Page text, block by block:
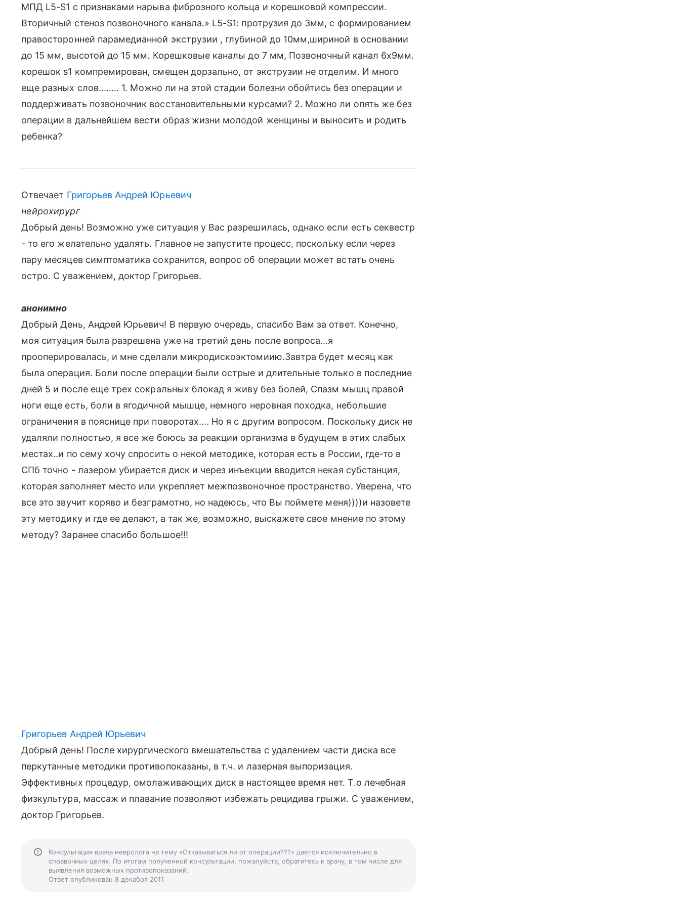
МПД L5-S1 с признаками нарыва фиброзного кольца и корешковой компрессии.
Вторичный стеноз позвоночного канала.» L5-S1: протрузия до 3мм, с формированием
правосторонней парамедианной экструзии , глубиной до 10мм,шириной в основании
до 15 мм, высотой до 15 мм. Корешковые каналы до 7 мм, Позвоночный канал 6х9мм.
корешок s1 компремирован, смещен дорзально, от экструзии не отделим. И много
еще разных слов........ 1. Можно ли на этой стадии болезни обойтись без операции и
поддерживать позвоночник восстановительными курсами? 2. Можно ли опять же без
операции в дальнейшем вести образ жизни молодой женщины и выносить и родить
ребенка?
Отвечает Григорьев Андрей Юрьевич
нейрохирург
Добрый день! Возможно уже ситуация у Вас разрешилась, однако если есть секвестр
- то его желательно удалять. Главное не запустите процесс, поскольку если через
пару месяцев симптоматика сохранится, вопрос об операции может встать очень
остро. С уважением, доктор Григорьев.
анонимно
Добрый День, Андрей Юрьевич! В первую очередь, спасибо Вам за ответ. Конечно,
моя ситуация была разрешена уже на третий день после вопроса...я
прооперировалась, и мне сделали микродискоэктомиию.Завтра будет месяц как
была операция. Боли после операции были острые и длительные только в последние
дней 5 и после еще трех сокральных блокад я живу без болей, Спазм мышц правой
ноги еще есть, боли в ягодичной мышце, немного неровная походка, небольшие
ограничения в пояснице при поворотах.... Но я с другим вопросом. Поскольку диск не
удаляли полностью, я все же боюсь за реакции организма в будущем в этих слабых
местах..и по сему хочу спросить о некой методике, которая есть в России, где-то в
СПб точно - лазером убирается диск и через инъекции вводится некая субстанция,
которая заполняет место или укрепляет межпозвоночное пространство. Уверена, что
все это звучит коряво и безграмотно, но надеюсь, что Вы поймете меня))))и назовете
эту методику и где ее делают, а так же, возможно, выскажете свое мнение по этому
методу? Заранее спасибо большое!!!
Григорьев Андрей Юрьевич
Добрый день! После хирургического вмешательства с удалением части диска все
перкутанные методики противопоказаны, в т.ч. и лазерная выпоризация.
Эффективных процедур, омолаживающих диск в настоящее время нет. Т.о лечебная
физкультура, массаж и плавание позволяют избежать рецидива грыжи. С уважением,
доктор Григорьев.
Консультация врача невролога на тему «Отказываться ли от операции???» дается исключительно в
справочных целях. По итогам полученной консультации, пожалуйста, обратитесь к врачу, в том числе для
выявления возможных противопоказаний.
Ответ опубликован 8 декабря 2011